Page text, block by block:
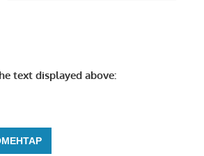
text displayed above: